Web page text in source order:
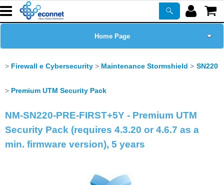
Home Page
Prodotti
Corsi
ASSISTENZA
Firewall e Cybersecurity Maintenance Stormshield SN220
Premium UTM Security Pack
NM-SN220-PRE-FIRST+5Y - Premium UTM
Security Pack (requires 4.3.20 or 4.6.7 as a
min. firmware version), 5 years